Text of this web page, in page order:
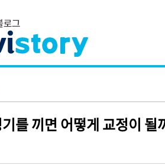
를 끼면 어떻게 교정이 될